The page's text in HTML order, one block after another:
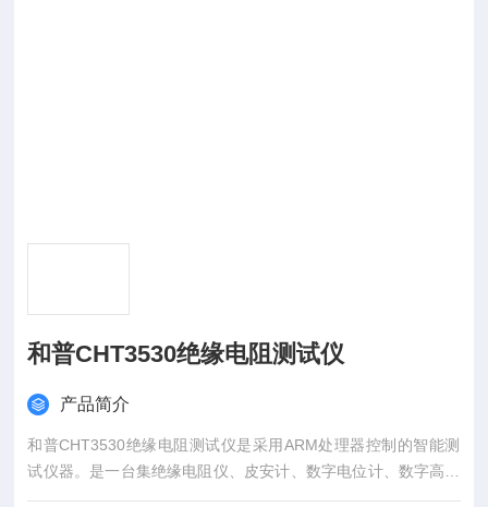
和普CHT3530绝缘电阻测试仪
产品简介
和普CHT3530绝缘电阻测试仪是采用ARM处理器控制的智能测
试仪器。是一台集绝缘电阻仪、皮安计、数字电位计、数字高压
源表4合1的专业仪表。输出0.001V~1000V任意电压输出，满足